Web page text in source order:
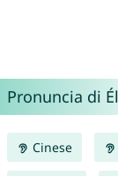
Pronuncia di
Cinese